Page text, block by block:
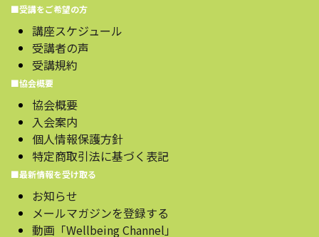
■受講をご希望の方
講座スケジュール
受講者の声
受講規約
■協会概要
協会概要
入会案内
個人情報保護方針
特定商取引法に基づく表記
■最新情報を受け取る
お知らせ
メールマガジンを登録する
動画「Wellbeing Channel」